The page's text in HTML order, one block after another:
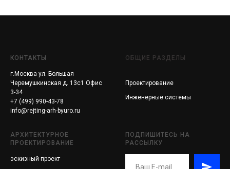
КОНТАКТЫ
г.Москва ул. Большая
Черемушкинская д. 13с1 Офис
3-34
+7 (499) 990-43-78
info@rejting-arh-byuro.ru
ОБЩИЕ РАЗДЕЛЫ
Проектирование
Инженерные системы
АРХИТЕКТУРНОЕ
ПРОЕКТИРОВАНИЕ
эскизный проект
ПОДПИШИТЕСЬ НА
РАССЫЛКУ